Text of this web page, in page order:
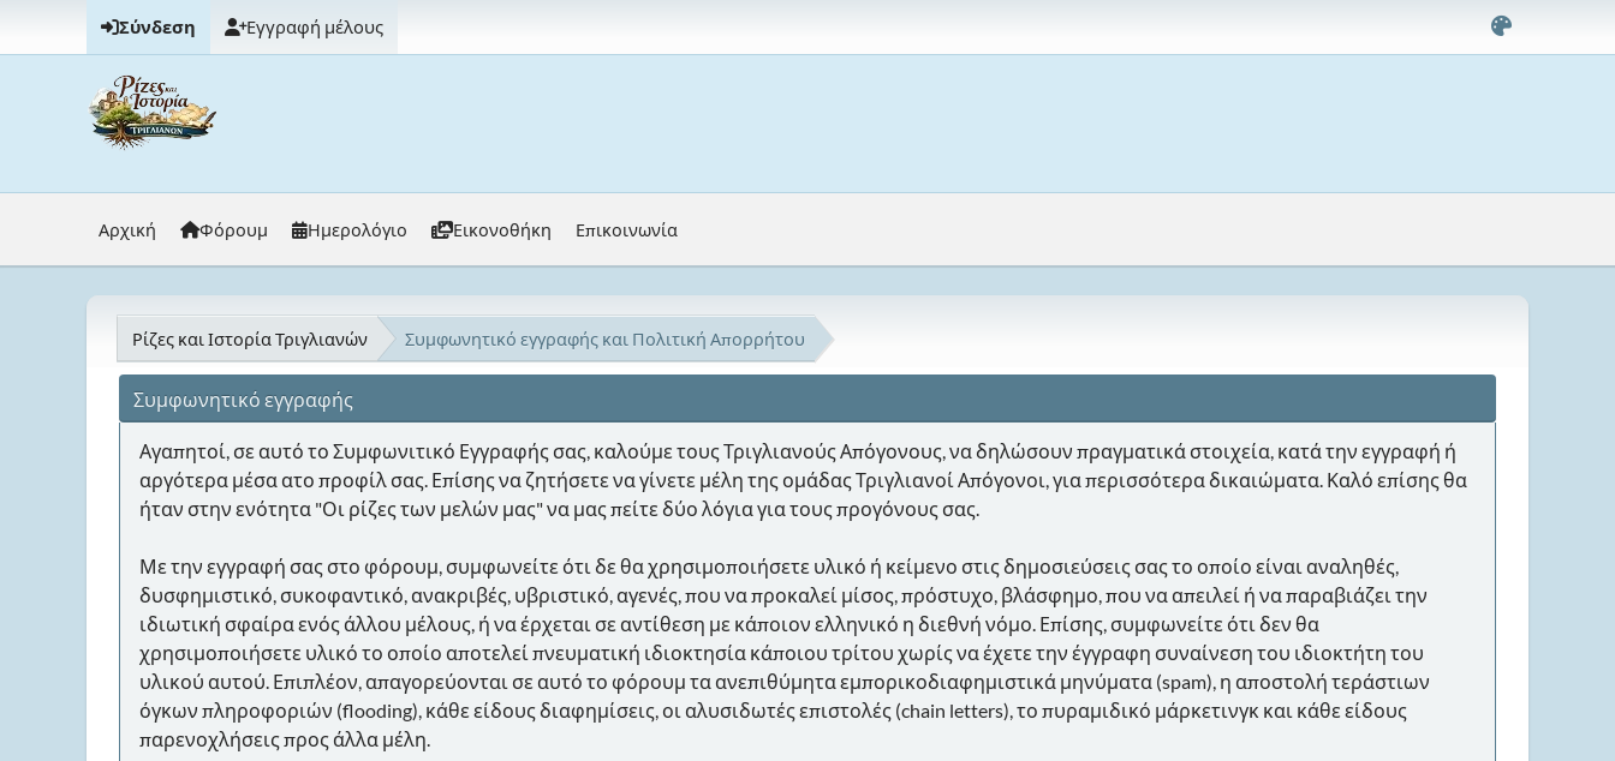
Σύνδεση Εγγραφή μέλους
Αρχική Φόρουμ Ημερολόγιο Εικονοθήκη Επικοινωνία
Ρίζες και Ιστορία Τριγλιανών Συμφωνητικό εγγραφής και Πολιτική Απορρήτου
Συμφωνητικό εγγραφής
Αγαπητοί, σε αυτό το Συμφωνιτικό Εγγραφής σας, καλούμε τους Τριγλιανούς Απόγονους, να δηλώσουν πραγματικά στοιχεία, κατά την εγγραφή ή
αργότερα μέσα ατο προφίλ σας. Επίσης να ζητήσετε να γίνετε μέλη της ομάδας Τριγλιανοί Απόγονοι, για περισσότερα δικαιώματα. Καλό επίσης θα
ήταν στην ενότητα "Οι ρίζες των μελών μας" να μας πείτε δύο λόγια για τους προγόνους σας.
Με την εγγραφή σας στο φόρουμ, συμφωνείτε ότι δε θα χρησιμοποιήσετε υλικό ή κείμενο στις δημοσιεύσεις σας το οποίο είναι αναληθές,
δυσφημιστικό, συκοφαντικό, ανακριβές, υβριστικό, αγενές, που να προκαλεί μίσος, πρόστυχο, βλάσφημο, που να απειλεί ή να παραβιάζει την
ιδιωτική σφαίρα ενός άλλου μέλους, ή να έρχεται σε αντίθεση με κάποιον ελληνικό η διεθνή νόμο. Επίσης, συμφωνείτε ότι δεν θα
χρησιμοποιήσετε υλικό το οποίο αποτελεί πνευματική ιδιοκτησία κάποιου τρίτου χωρίς να έχετε την έγγραφη συναίνεση του ιδιοκτήτη του
υλικού αυτού. Επιπλέον, απαγορεύονται σε αυτό το φόρουμ τα ανεπιθύμητα εμπορικοδιαφημιστικά μηνύματα (spam), η αποστολή τεράστιων
όγκων πληροφοριών (flooding), κάθε είδους διαφημίσεις, οι αλυσιδωτές επιστολές (chain letters), το πυραμιδικό μάρκετινγκ και κάθε είδους
παρενοχλήσεις προς άλλα μέλη.